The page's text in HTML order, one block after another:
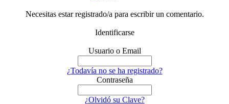
Necesitas estar registrado/a para escribir un comentario.
Identificarse
Usuario o Email
¿Todavía no se ha registrado?
Contraseña
¿Olvidó su Clave?